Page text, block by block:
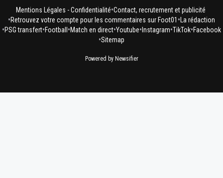
Mentions Légales - Confidentialité•Contact, recrutement et publicité
•Retrouvez votre compte pour les commentaires sur Foot01 • La rédaction
•PSG transfert•Football •Match en direct•Youtube• Instagram•TikTok•Facebook
•Sitemap
Powered by Newsifier